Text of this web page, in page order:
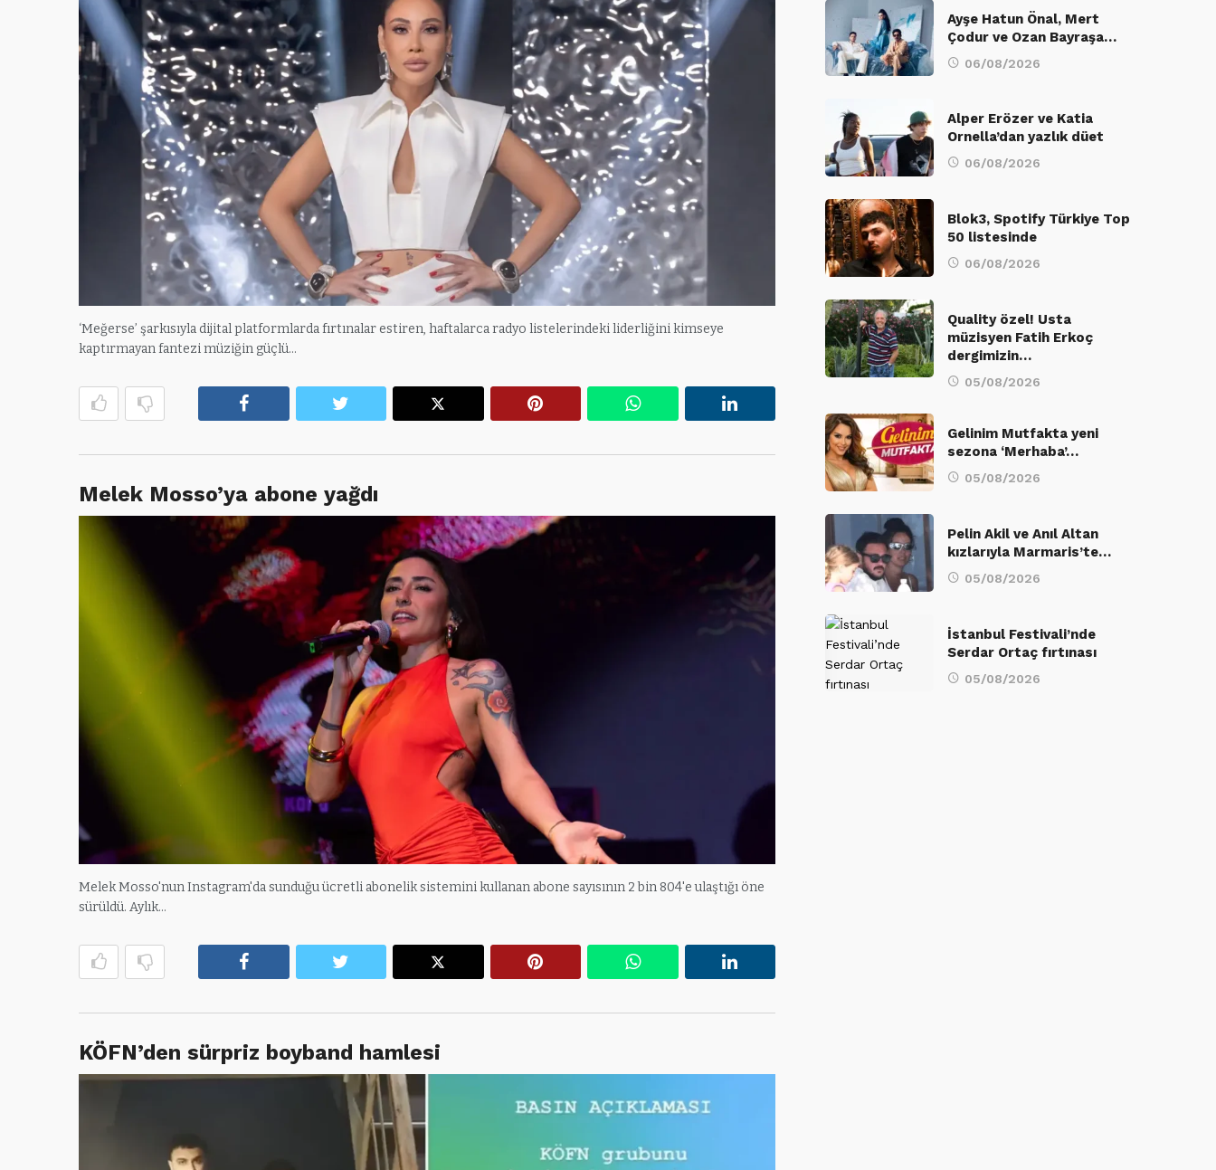
‘Meğerse’ şarkısıyla dijital platformlarda fırtınalar estiren, haftalarca radyo listelerindeki liderliğini kimseye
kaptırmayan fantezi müziğin güçlü…
Melek Mosso’ya abone yağdı
Melek Mosso'nun Instagram'da sunduğu ücretli abonelik sistemini kullanan abone sayısının 2 bin 804'e ulaştığı öne
sürüldü. Aylık…
KÖFN’den sürpriz boyband hamlesi
Ayşe Hatun Önal, Mert
Çodur ve Ozan Bayraşa…
06/08/2026
Alper Erözer ve Katia
Ornella’dan yazlık düet
06/08/2026
Blok3, Spotify Türkiye Top
50 listesinde
06/08/2026
Quality özel! Usta
müzisyen Fatih Erkoç
dergimizin…
05/08/2026
Gelinim Mutfakta yeni
sezona ‘Merhaba’…
05/08/2026
Pelin Akil ve Anıl Altan
kızlarıyla Marmaris’te…
05/08/2026
İstanbul Festivali’nde
Serdar Ortaç fırtınası
05/08/2026